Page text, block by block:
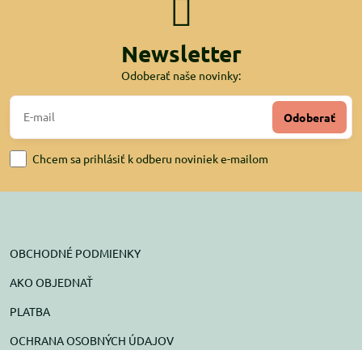
Newsletter
Odoberať naše novinky:
Odoberať
Chcem sa prihlásiť k odberu noviniek e-mailom
OBCHODNÉ PODMIENKY
AKO OBJEDNAŤ
PLATBA
OCHRANA OSOBNÝCH ÚDAJOV